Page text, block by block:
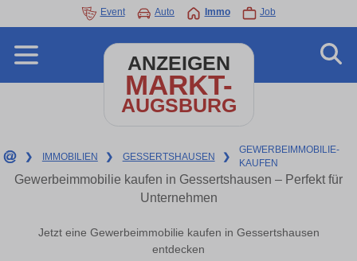
Event Auto Immo Job
ANZEIGEN
MARKT-
AUGSBURG
❯ IMMOBILIEN ❯ GESSERTSHAUSEN ❯
GEWERBEIMMOBILIE-
KAUFEN
Gewerbeimmobilie kaufen in Gessertshausen – Perfekt für
Unternehmen
Jetzt eine Gewerbeimmobilie kaufen in Gessertshausen
entdecken